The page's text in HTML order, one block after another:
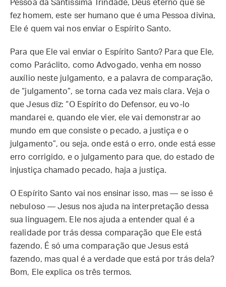
Pessoa da Santíssima Trindade, Deus eterno que se
fez homem, este ser humano que é uma Pessoa divina,
Ele é quem vai nos enviar o Espírito Santo.
Para que Ele vai enviar o Espírito Santo? Para que Ele,
como Paráclito, como Advogado, venha em nosso
auxílio neste julgamento, e a palavra de comparação,
de “julgamento”, se torna cada vez mais clara. Veja o
que Jesus diz: “O Espírito do Defensor, eu vo-lo
mandarei e, quando ele vier, ele vai demonstrar ao
mundo em que consiste o pecado, a justiça e o
julgamento”, ou seja, onde está o erro, onde está esse
erro corrigido, e o julgamento para que, do estado de
injustiça chamado pecado, haja a justiça.
O Espírito Santo vai nos ensinar isso, mas — se isso é
nebuloso — Jesus nos ajuda na interpretação dessa
sua linguagem. Ele nos ajuda a entender qual é a
realidade por trás dessa comparação que Ele está
fazendo. É só uma comparação que Jesus está
fazendo, mas qual é a verdade que está por trás dela?
Bom, Ele explica os três termos.